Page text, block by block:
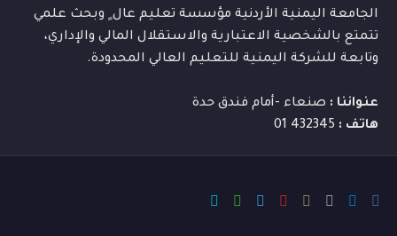
الجامعة اليمنية الأردنية مؤسسة تعليم عال ٍ وبحث علمي
تتمتع بالشخصية الاعتبارية والاستقلال المالي والإداري،
وتابعة للشركة اليمنية للتعليم العالي المحدودة.
عنواننا : صنعاء -أمام فندق حدة
هاتف :